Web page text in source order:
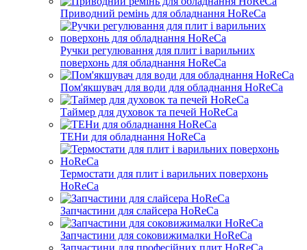
Приводний ремінь для обладнання HoReCa
Ручки регулювання для плит і варильних
поверхонь для обладнання HoReCa
Пом'якшувач для води для обладнання HoReCa
Таймер для духовок та печей HoReCa
ТЕНи для обладнання HoReCa
Термостати для плит і варильних поверхонь
HoReCa
Запчастини для слайсера HoReCa
Запчастини для соковижималки HoReCa
Запчастини для професійних плит HoReCa